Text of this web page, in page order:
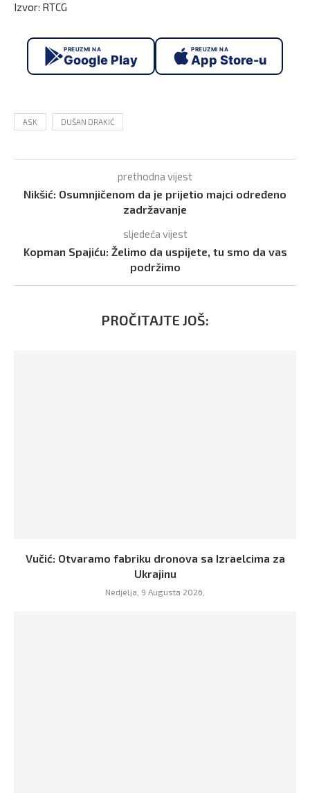
Izvor: RTCG
PREUZMI NA
Google Play
PREUZMI NA
App Store-u
ASK DUŠAN DRAKIĆ
prethodna vijest
Nikšić: Osumnjičenom da je prijetio majci određeno
zadržavanje
sljedeća vijest
Kopman Spajiću: Želimo da uspijete, tu smo da vas
podržimo
PROČITAJTE JOŠ:
Vučić: Otvaramo fabriku dronova sa Izraelcima za
Ukrajinu
Nedjelja, 9 Augusta 2026,